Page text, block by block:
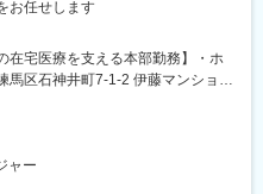
お任せします
在宅医療を支える本部勤務】・ホ
区石神井町7-1-2 伊藤マンション
石神井公園駅」より徒歩3分★転勤
通勤がラクラクな好立地です！
す。
ャー